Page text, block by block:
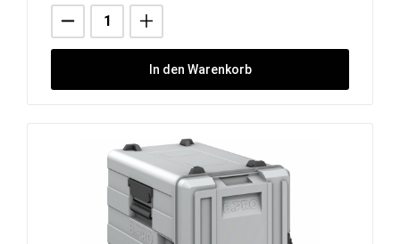
In den Warenkorb